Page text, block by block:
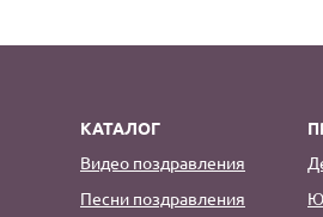
КАТАЛОГ
Видео поздравления
Песни поздравления